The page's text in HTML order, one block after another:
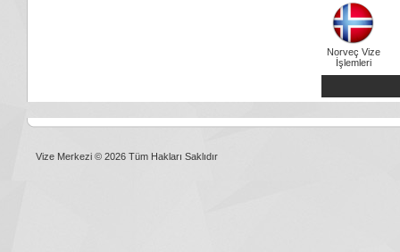
Norveç Vize
İşlemleri
Vize Merkezi © 2026 Tüm Hakları Saklıdır